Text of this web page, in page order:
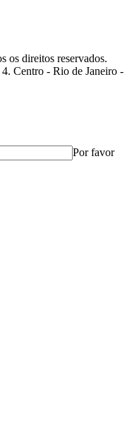
os direitos reservados.
Centro - Rio de Janeiro -
Por favor